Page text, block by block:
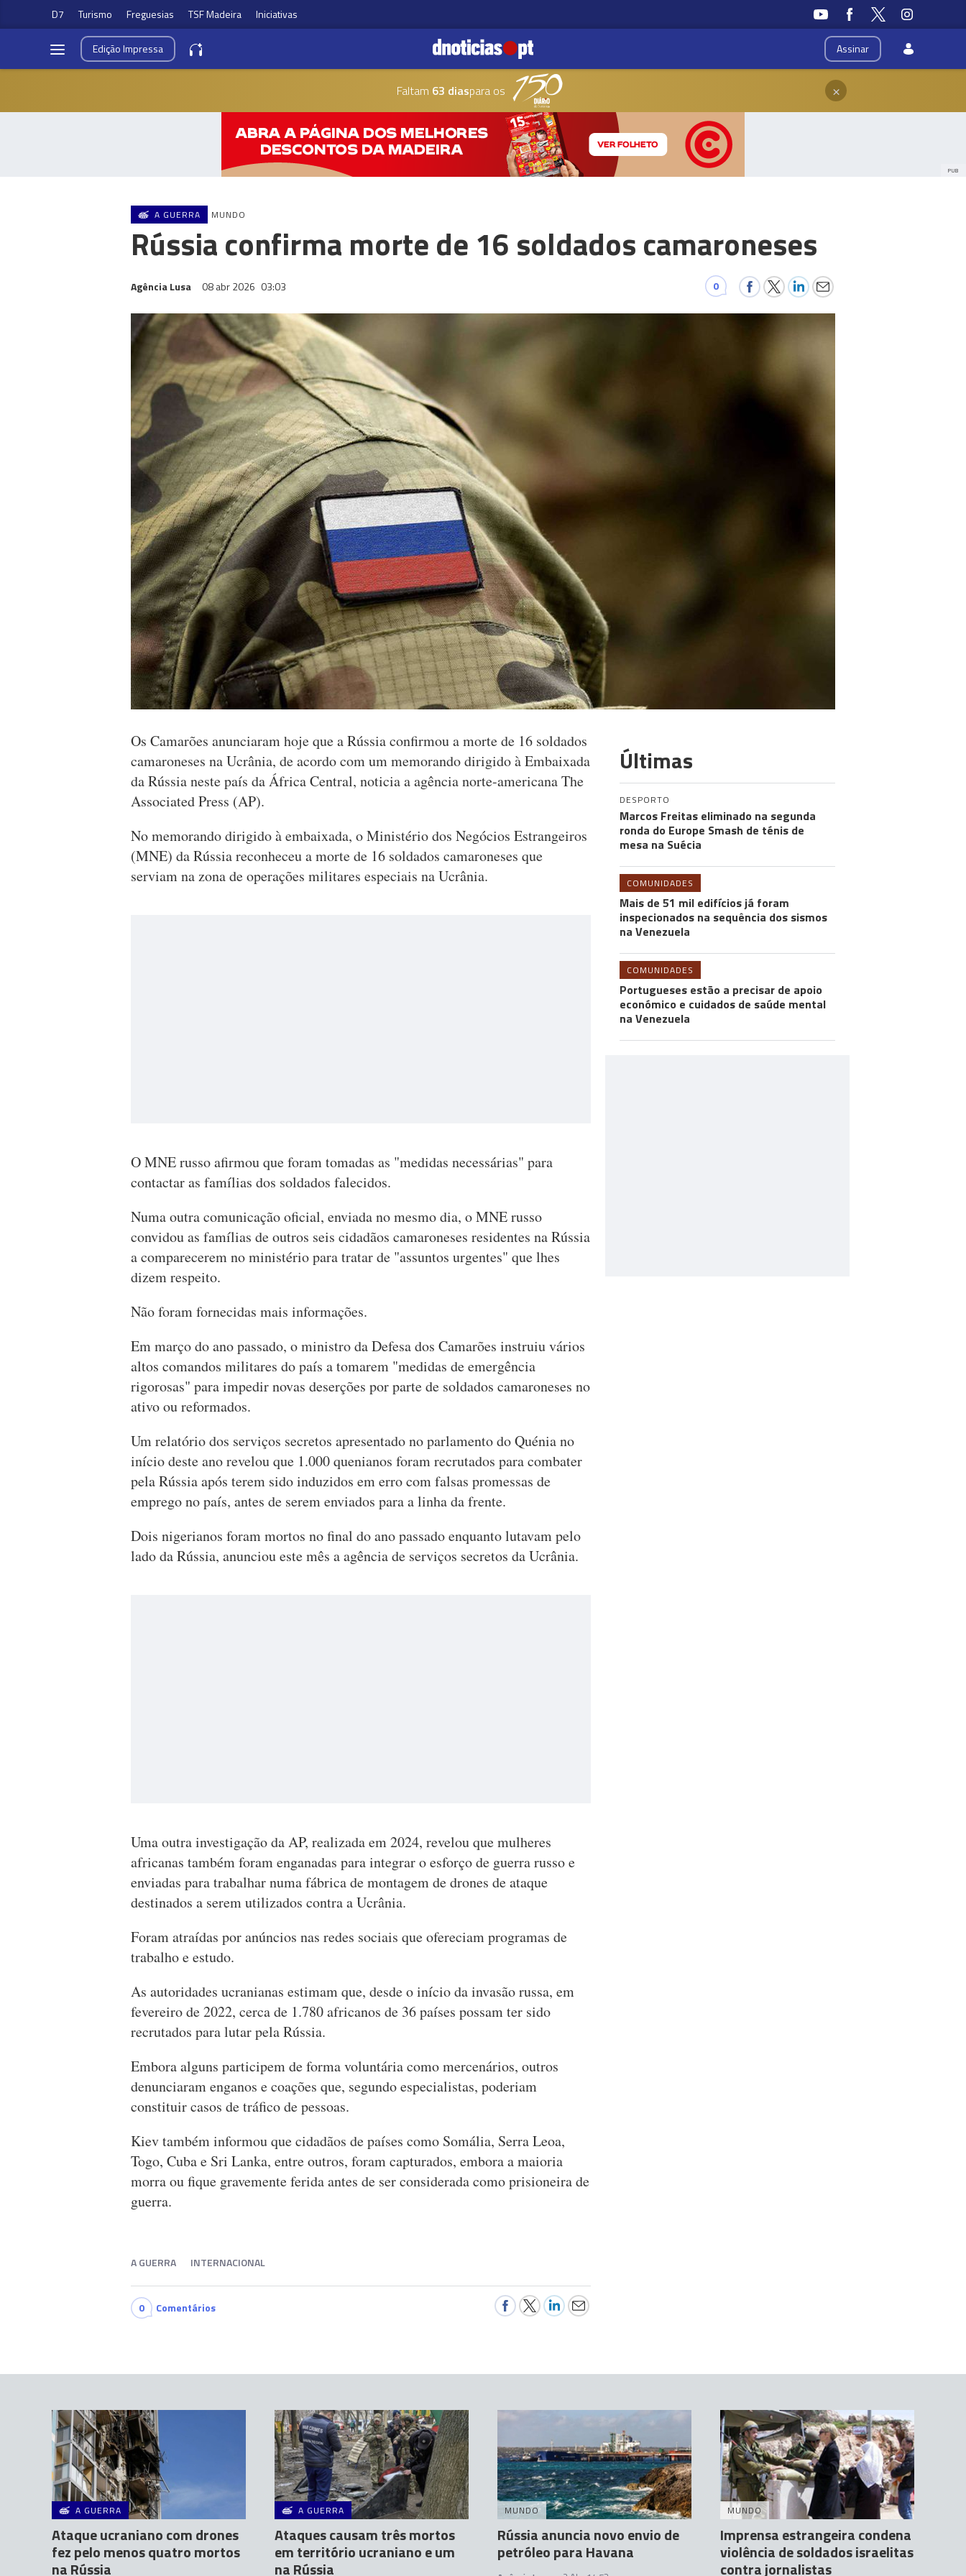
D7 Turismo Freguesias TSF Madeira Iniciativas
Assinar
EdiçãoImpressa
Faltam 63 diaspara os ×
PUB
A GUERRA MUNDO
Rússia confirma morte de 16 soldados camaroneses
Agência Lusa 08 abr 2026 03:03 0
Os Camarões anunciaram hoje que a Rússia confirmou a morte de 16 soldados
camaroneses na Ucrânia, de acordo com um memorando dirigido à Embaixada
da Rússia neste país da África Central, noticia a agência norte-americana The
Associated Press (AP).
No memorando dirigido à embaixada, o Ministério dos Negócios Estrangeiros
(MNE) da Rússia reconheceu a morte de 16 soldados camaroneses que
serviam na zona de operações militares especiais na Ucrânia.
O MNE russo afirmou que foram tomadas as "medidas necessárias" para
contactar as famílias dos soldados falecidos.
Numa outra comunicação oficial, enviada no mesmo dia, o MNE russo
convidou as famílias de outros seis cidadãos camaroneses residentes na Rússia
a comparecerem no ministério para tratar de "assuntos urgentes" que lhes
dizem respeito.
Não foram fornecidas mais informações.
Em março do ano passado, o ministro da Defesa dos Camarões instruiu vários
altos comandos militares do país a tomarem "medidas de emergência
rigorosas" para impedir novas deserções por parte de soldados camaroneses no
ativo ou reformados.
Um relatório dos serviços secretos apresentado no parlamento do Quénia no
início deste ano revelou que 1.000 quenianos foram recrutados para combater
pela Rússia após terem sido induzidos em erro com falsas promessas de
emprego no país, antes de serem enviados para a linha da frente.
Dois nigerianos foram mortos no final do ano passado enquanto lutavam pelo
lado da Rússia, anunciou este mês a agência de serviços secretos da Ucrânia.
Uma outra investigação da AP, realizada em 2024, revelou que mulheres
africanas também foram enganadas para integrar o esforço de guerra russo e
enviadas para trabalhar numa fábrica de montagem de drones de ataque
destinados a serem utilizados contra a Ucrânia.
Foram atraídas por anúncios nas redes sociais que ofereciam programas de
trabalho e estudo.
As autoridades ucranianas estimam que, desde o início da invasão russa, em
fevereiro de 2022, cerca de 1.780 africanos de 36 países possam ter sido
recrutados para lutar pela Rússia.
Embora alguns participem de forma voluntária como mercenários, outros
denunciaram enganos e coações que, segundo especialistas, poderiam
constituir casos de tráfico de pessoas.
Kiev também informou que cidadãos de países como Somália, Serra Leoa,
Togo, Cuba e Sri Lanka, entre outros, foram capturados, embora a maioria
morra ou fique gravemente ferida antes de ser considerada como prisioneira de
guerra.
A GUERRA INTERNACIONAL
0 Comentários
Últimas
DESPORTO
Marcos Freitas eliminado na segunda
ronda do Europe Smash de ténis de
mesa na Suécia
COMUNIDADES
Mais de 51 mil edifícios já foram
inspecionados na sequência dos sismos
na Venezuela
COMUNIDADES
Portugueses estão a precisar de apoio
económico e cuidados de saúde mental
na Venezuela
A GUERRA
Ataque ucraniano com drones
fez pelo menos quatro mortos
na Rússia
A GUERRA
Ataques causam três mortos
em território ucraniano e um
na Rússia
MUNDO
Rússia anuncia novo envio de
petróleo para Havana
MUNDO
Imprensa estrangeira condena
violência de soldados israelitas
contra jornalistas